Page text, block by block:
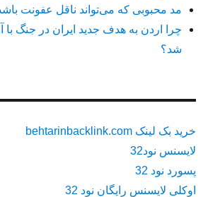
مد محبوبی که می‌تواند ناقل عفونت
چرا اردن به هدف جدید ایران در جنگ با
شد؟
خرید بک لینک behtarinbacklink.com
لایسنس نود32
پسورد نود 32
اوکلی لایسنس رایگان نود 32